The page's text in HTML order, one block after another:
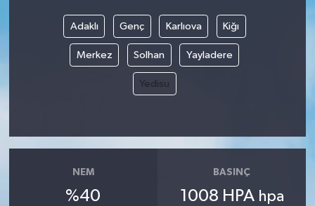
Adaklı Genç Karlıova Kiğı
Merkez Solhan Yayladere
Yedisu
NEM
%40
BASINÇ
1008 HPA hpa